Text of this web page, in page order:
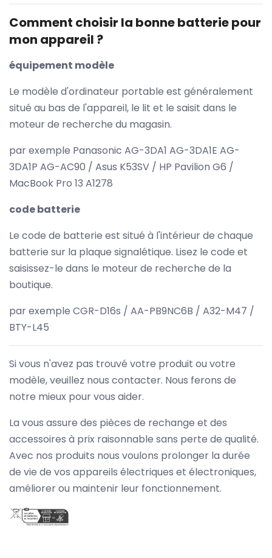
Comment choisir la bonne batterie pour
mon appareil ?
équipement modèle
Le modèle d'ordinateur portable est généralement
situé au bas de l'appareil, le lit et le saisit dans le
moteur de recherche du magasin.
par exemple Panasonic AG-3DA1 AG-3DA1E AG-
3DA1P AG-AC90 / Asus K53SV / HP Pavilion G6 /
MacBook Pro 13 A1278
code batterie
Le code de batterie est situé à l'intérieur de chaque
batterie sur la plaque signalétique. Lisez le code et
saisissez-le dans le moteur de recherche de la
boutique.
par exemple CGR-D16s / AA-PB9NC6B / A32-M47 /
BTY-L45
Si vous n'avez pas trouvé votre produit ou votre
modèle, veuillez nous contacter. Nous ferons de
notre mieux pour vous aider.
La vous assure des pièces de rechange et des
accessoires à prix raisonnable sans perte de qualité.
Avec nos produits nous voulons prolonger la durée
de vie de vos appareils électriques et électroniques,
améliorer ou maintenir leur fonctionnement.